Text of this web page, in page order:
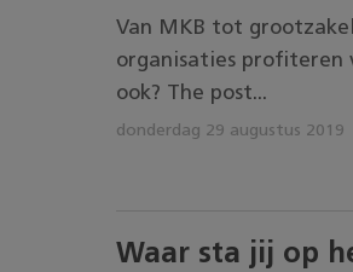
Van MKB tot
organisaties profiteren
ook? The post...
donderdag 29 augustus 2019
Waar sta jij op